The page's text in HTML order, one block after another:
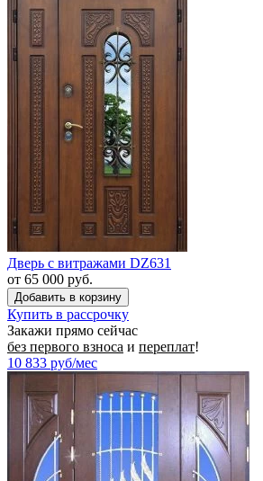
Дверь с витражами DZ631
от 65 000 руб.
Купить в рассрочку
Закажи прямо сейчас
без первого взноса и переплат!
10 833 руб/мес